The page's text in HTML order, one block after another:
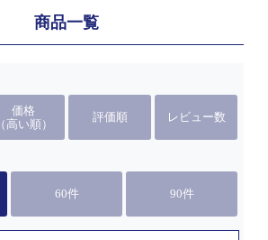
商品一覧
価格
（高い順）
評価順 レビュー数
60件 90件